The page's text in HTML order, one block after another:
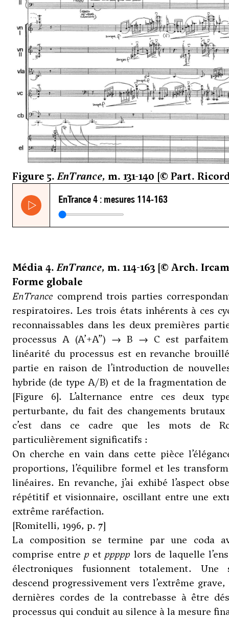
Figure 5.EnTrance, m. 131-140 [© Part.
Média 4.EnTrance, m. 114-163 [© Arch.
Forme globale
EnTrance comprend trois parties
respiratoires. Les trois états inhérents à ces
reconnaissables dans les deux premières
processus A (A’+A”) → B → C est
linéarité du processus est en revanche
partie en raison de l’introduction de
hybride (de type A/B) et de la fragmentation
[Figure 6]. L’alternance entre ces deux
perturbante, du fait des changements
c’est dans ce cadre que les mots de
particulièrement significatifs :
On cherche en vain dans cette pièce
proportions, l’équilibre formel et les
linéaires. En revanche, j’ai exhibé l’aspect
répétitif et visionnaire, oscillant entre une
extrême raréfaction.
[Romitelli, 1996, p. 7]
La composition se termine par une coda
comprise entre p etppppp lors de laquelle
électroniques fusionnent totalement. Une
descend progressivement vers l’extrême
dernières cordes de la contrebasse à être
processus qui conduit au silence à la mesure